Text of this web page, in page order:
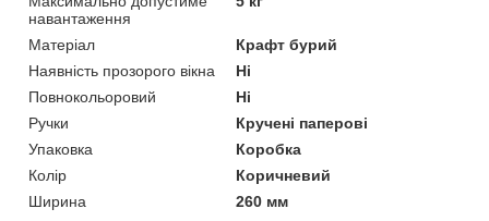
навантаження
Матеріал
Крафт бурий
Наявність прозорого вікна
Ні
Повнокольоровий
Ні
Ручки
Кручені паперові
Упаковка
Коробка
Колір
Коричневий
Ширина
260 мм